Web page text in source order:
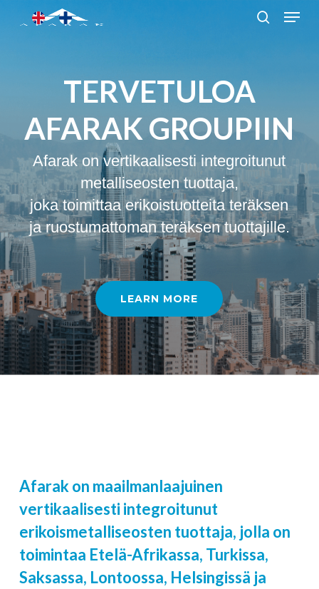
TERVETULOA
AFARAK GROUPIIN
Afarak on vertikaalisesti integroitunut
metalliseosten tuottaja,
joka toimittaa erikoistuotteita teräksen
ja ruostumattoman teräksen tuottajille.
LEARN MORE
Afarak on maailmanlaajuinen
vertikaalisesti integroitunut
erikoismetalliseosten tuottaja, jolla on
toimintaa Etelä-Afrikassa, Turkissa,
Saksassa, Lontoossa, Helsingissä ja